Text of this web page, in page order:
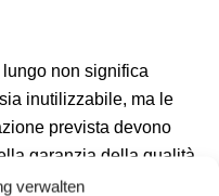
verwalten
non significa
inutilizzabile, ma le
prevista devono
garanzia della qualità.